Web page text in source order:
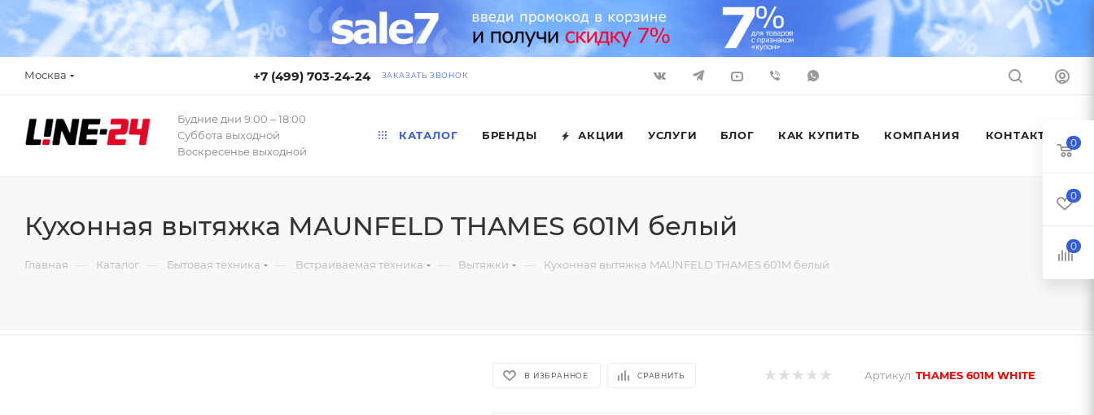
Москва +7 (499) 703-24-24 ЗАКАЗАТЬ ЗВОНОК
Будние дни 9:00 – 18:00
Суббота выходной
Воскресенье выходной
КАТАЛОГ БРЕНДЫ АКЦИИ УСЛУГИ БЛОГ КАК КУПИТЬ КОМПАНИЯ КОНТАКТЫ
Кухонная вытяжка MAUNFELD THAMES 601M белый
Главная — Каталог — Бытовая техника — Встраиваемая техника — Вытяжки — Кухонная вытяжка MAUNFELD THAMES 601M белый
В ИЗБРАННОЕ СРАВНИТЬ Артикул: THAMES 601M WHITE
0
0
0